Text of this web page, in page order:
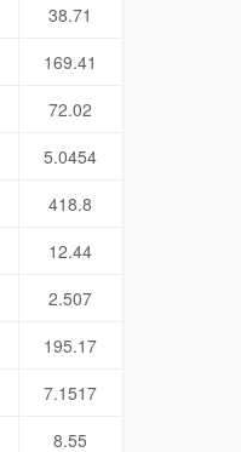
38.71
169.41
72.02
5.0454
418.8
12.44
2.507
195.17
7.1517
8.55